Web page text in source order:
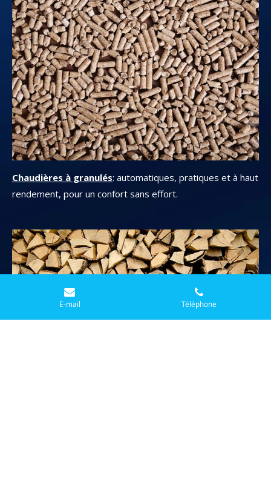
Chaudières à granulés: automatiques, pratiques et à haut
rendement, pour un confort sans effort.
E-mail Téléphone